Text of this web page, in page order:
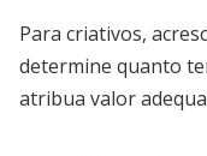
Para criativos,
determine quanto
atribua valor